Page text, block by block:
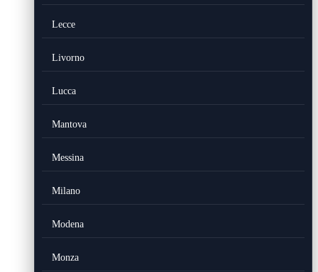
Lecce
Livorno
Lucca
Mantova
Messina
Milano
Modena
Monza